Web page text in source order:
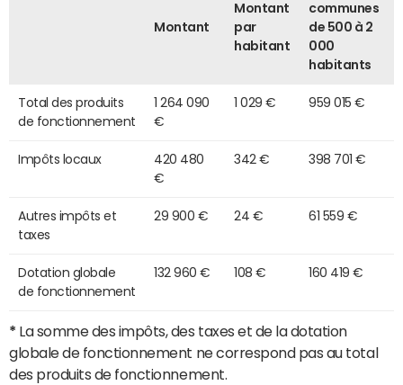
Montant
Montant
par
habitant
communes
de 500 à 2
000
habitants
Total des produits
de fonctionnement
1 264 090
€
1 029 € 959 015 €
Impôts locaux
420 480
€
342 € 398 701 €
Autres impôts et
taxes
29 900 € 24 € 61 559 €
Dotation globale
de fonctionnement
132 960 € 108 € 160 419 €
* La somme des impôts, des taxes et de la dotation
globale de fonctionnement ne correspond pas au total
des produits de fonctionnement.